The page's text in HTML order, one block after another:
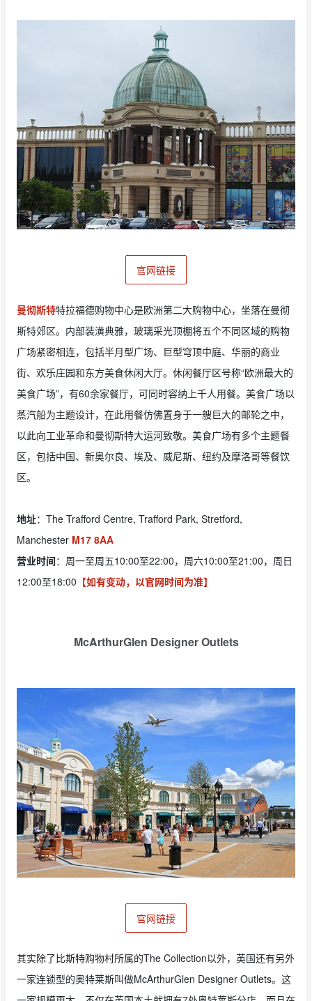
官网链接
曼彻斯特特拉福德购物中心是欧洲第二大购物中心，坐落在曼彻
斯特郊区。内部装潢典雅，玻璃采光顶棚将五个不同区域的购物
广场紧密相连，包括半月型广场、巨型穹顶中庭、华丽的商业
街、欢乐庄园和东方美食休闲大厅。休闲餐厅区号称“欧洲最大的
美食广场”，有60余家餐厅，可同时容纳上千人用餐。美食广场以
蒸汽船为主题设计，在此用餐仿佛置身于一艘巨大的邮轮之中，
以此向工业革命和曼彻斯特大运河致敬。美食广场有多个主题餐
区，包括中国、新奥尔良、埃及、威尼斯、纽约及摩洛哥等餐饮
区。
地址：The Trafford Centre, Trafford Park, Stretford,
Manchester M17 8AA
营业时间：周一至周五10:00至22:00，周六10:00至21:00，周日
12:00至18:00 【如有变动，以官网时间为准】
McArthurGlen Designer Outlets
官网链接
其实除了比斯特购物村所属的The Collection以外，英国还有另外
一家连锁型的奥特莱斯叫做McArthurGlen Designer Outlets。这